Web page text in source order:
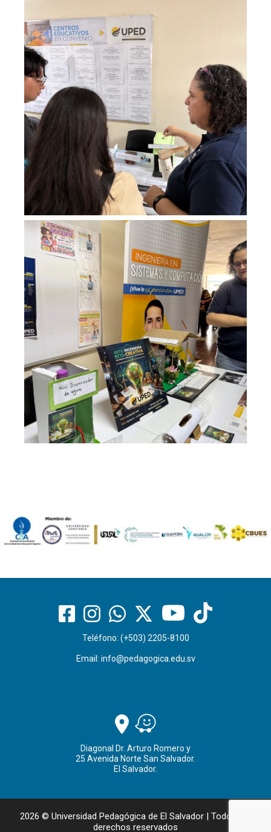
Teléfono: (+503) 2205-8100
Email: info@pedagogica.edu.sv
Diagonal Dr. Arturo Romero y
25 Avenida Norte San Salvador.
El Salvador.
2026 © Universidad Pedagógica de El Salvador | Todos los
derechos reservados